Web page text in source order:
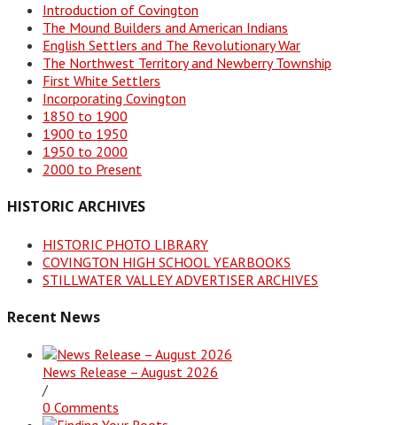
Introduction of Covington
The Mound Builders and American Indians
English Settlers and The Revolutionary War
The Northwest Territory and Newberry Township
First White Settlers
Incorporating Covington
1850 to 1900
1900 to 1950
1950 to 2000
2000 to Present
HISTORIC ARCHIVES
HISTORIC PHOTO LIBRARY
COVINGTON HIGH SCHOOL YEARBOOKS
STILLWATER VALLEY ADVERTISER ARCHIVES
Recent News
News Release – August 2026
/
0 Comments